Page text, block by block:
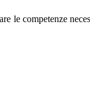
le competenze